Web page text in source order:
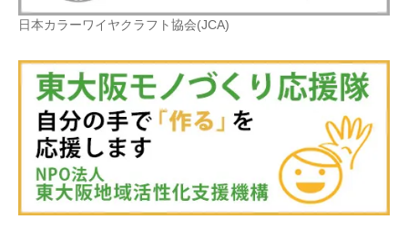
日本カラーワイヤクラフト協会(JCA)